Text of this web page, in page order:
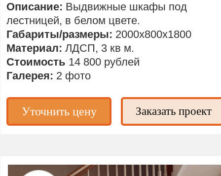
Описание: Выдвижные шкафы под
лестницей, в белом цвете.
Габариты/размеры: 2000х800х1800
Материал: ЛДСП, 3 кв м.
Стоимость 14 800 рублей
Галерея: 2 фото
Заказать проект
Уточнить цену